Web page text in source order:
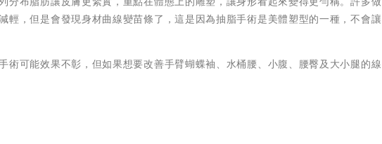
輕，但是會發現身材曲線變苗條了，這是因為抽脂手術是美體塑型的一種，不會讓
術可能效果不彰，但如果想要改善手臂蝴蝶袖、水桶腰、小腹、腰臀及大小腿的線